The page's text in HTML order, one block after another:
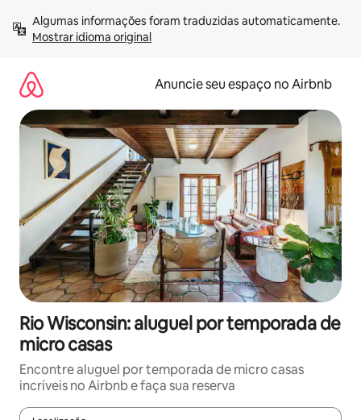
para
Mostrar idioma original
Anuncie seu espaço no Airbnb
Rio Wisconsin: aluguel por temporada de
micro casas
Encontre aluguel por temporada de micro casas
incríveis no Airbnb e faça sua reserva